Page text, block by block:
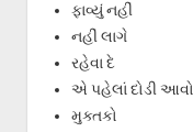
ફાવ્યું નહીં
નહીં લાગે
રહેવા દે
એ પહેલાં દોડી આવો
મુક્તકો